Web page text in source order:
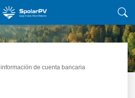
información de cuenta bancaria